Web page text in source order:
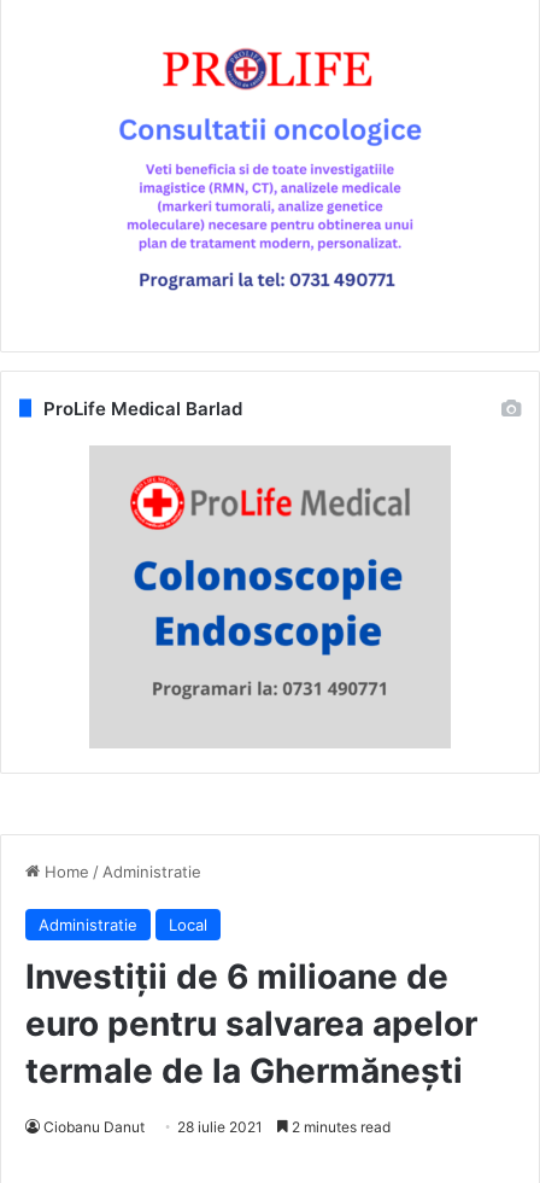
Home / Administratie
Administratie Local
Investiții de 6 milioane de
euro pentru salvarea apelor
termale de la Ghermănești
Ciobanu Danut 28 iulie 2021 2 minutes read
ProLife Medical Barlad